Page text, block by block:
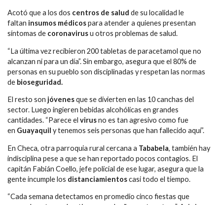
Acotó que a los dos centros de salud de su localidad le
faltan insumos médicospara atender a quienes presentan
síntomas de coronavirusu otros problemas de salud.
“La última vez recibieron 200 tabletas de paracetamol que no
alcanzan ni para un día”. Sin embargo, asegura que el 80% de
personas en su pueblo son disciplinadas y respetan las normas
de bioseguridad.
El resto son jóvenesque se divierten en las 10 canchas del
sector. Luego ingieren bebidas alcohólicas en grandes
cantidades. “Parece el virusno es tan agresivo como fue
en Guayaquil y tenemos seis personas que han fallecido aquí”.
En Checa, otra parroquia rural cercana a Tababela, también hay
indisciplina pese a que se han reportado pocos contagios. El
capitán Fabián Coello, jefe policial de ese lugar, asegura que la
gente incumple los distanciamientoscasi todo el tiempo.
“Cada semana detectamos en promedio cinco fiestas que